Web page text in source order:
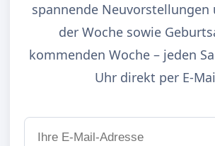
spannende Neuvorstellungen
der Woche sowie
kommenden Woche – jeden
Uhr direkt per E-